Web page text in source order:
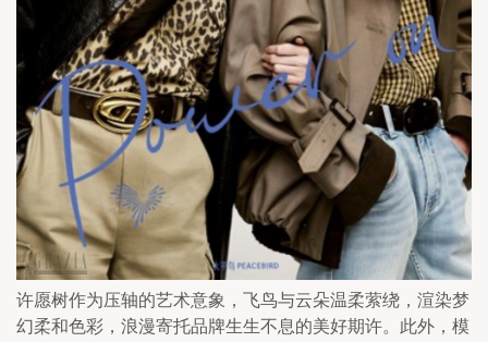
许愿树作为压轴的艺术意象，飞鸟与云朵温柔萦绕，渲染梦
幻柔和色彩，浪漫寄托品牌生生不息的美好期许。此外，模